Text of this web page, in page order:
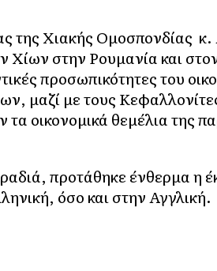
της Χιακής Ομοσπονδίας
στην Ρουμανία και
προσωπικότητες του
μαζί με τους
οικονομικά θεμέλια της
προτάθηκε ένθερμα η
όσο και στην Αγγλική.